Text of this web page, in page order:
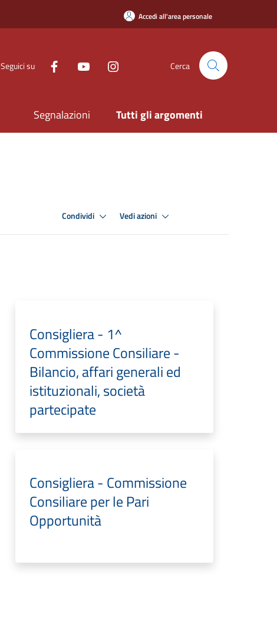
Accedi all'area personale
Seguici su Cerca
Segnalazioni Tutti gli argomenti
Condividi Vedi azioni
Consigliera - 1^
Commissione Consiliare -
Bilancio, affari generali ed
istituzionali, società
partecipate
Consigliera - Commissione
Consiliare per le Pari
Opportunità